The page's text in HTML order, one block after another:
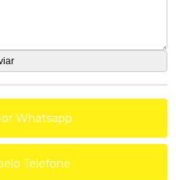
Whatsapp
Telefone